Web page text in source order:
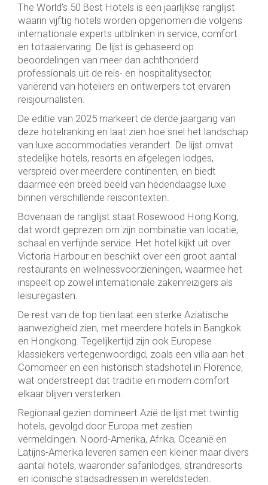
The World’s 50 Best Hotels is een jaarlijkse ranglijst
waarin vijftig hotels worden opgenomen die volgens
internationale experts uitblinken in service, comfort
en totaalervaring. De lijst is gebaseerd op
beoordelingen van meer dan achthonderd
professionals uit de reis- en hospitalitysector,
variërend van hoteliers en ontwerpers tot ervaren
reisjournalisten.
De editie van 2025 markeert de derde jaargang van
deze hotelranking en laat zien hoe snel het landschap
van luxe accommodaties verandert. De lijst omvat
stedelijke hotels, resorts en afgelegen lodges,
verspreid over meerdere continenten, en biedt
daarmee een breed beeld van hedendaagse luxe
binnen verschillende reiscontexten.
Bovenaan de ranglijst staat Rosewood Hong Kong,
dat wordt geprezen om zijn combinatie van locatie,
schaal en verfijnde service. Het hotel kijkt uit over
Victoria Harbour en beschikt over een groot aantal
restaurants en wellnessvoorzieningen, waarmee het
inspeelt op zowel internationale zakenreizigers als
leisuregasten.
De rest van de top tien laat een sterke Aziatische
aanwezigheid zien, met meerdere hotels in Bangkok
en Hongkong. Tegelijkertijd zijn ook Europese
klassiekers vertegenwoordigd, zoals een villa aan het
Comomeer en een historisch stadshotel in Florence,
wat onderstreept dat traditie en modern comfort
elkaar blijven versterken.
Regionaal gezien domineert Azië de lijst met twintig
hotels, gevolgd door Europa met zestien
vermeldingen. Noord-Amerika, Afrika, Oceanië en
Latijns-Amerika leveren samen een kleiner maar divers
aantal hotels, waaronder safarilodges, strandresorts
en iconische stadsadressen in wereldsteden.